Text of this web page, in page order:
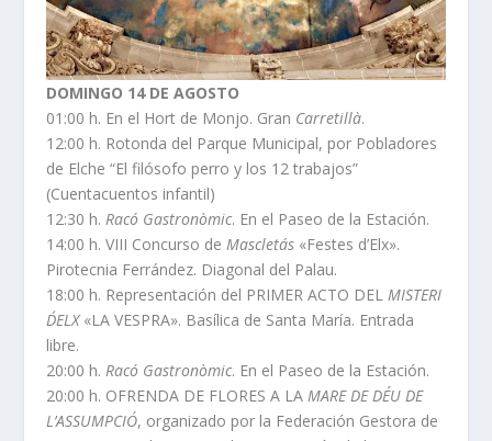
DOMINGO 14 DE AGOSTO
01:00 h. En el Hort de Monjo. Gran Carretillà.
12:00 h. Rotonda del Parque Municipal, por Pobladores
de Elche “El filósofo perro y los 12 trabajos”
(Cuentacuentos infantil)
12:30 h. Racó Gastronòmic. En el Paseo de la Estación.
14:00 h. VIII Concurso de Mascletás «Festes d’Elx».
Pirotecnia Ferrández. Diagonal del Palau.
18:00 h. Representación del PRIMER ACTO DEL MISTERI
D´ELX«LA VESPRA». Basílica de Santa María. Entrada
libre.
20:00 h. Racó Gastronòmic. En el Paseo de la Estación.
20:00 h. OFRENDA DE FLORES A LA MARE DE DÉU DE
L’ASSUMPCIÓ, organizado por la Federación Gestora de